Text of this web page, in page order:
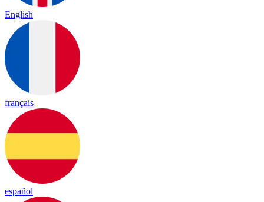
English
français
español